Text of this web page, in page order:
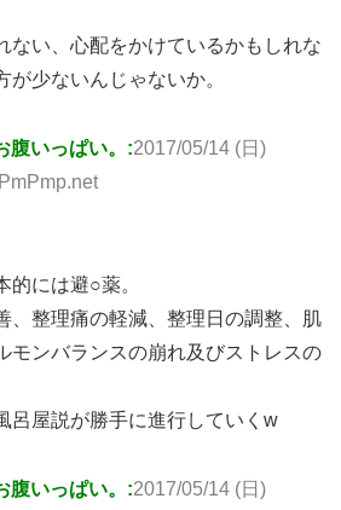
ない、心配をかけているかもしれな
が少ないんじゃないか。
腹いっぱい。:2017/05/14 (日)
には避○薬。
、整理痛の軽減、整理日の調整、肌
モンバランスの崩れ及びストレスの
呂屋説が勝手に進行していくw
腹いっぱい。:2017/05/14 (日)